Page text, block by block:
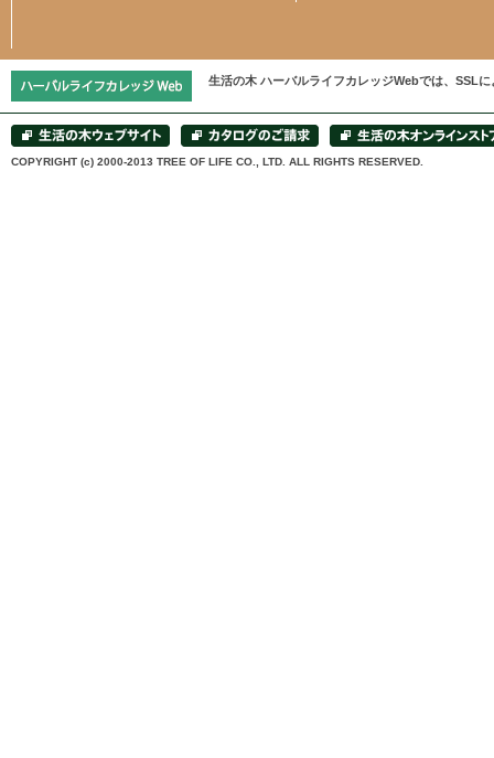
生活の木 ハーバルライフカレッジWebでは、SSL
COPYRIGHT (c) 2000-2013 TREE OF LIFE CO., LTD. ALL RIGHTS RESERVED.